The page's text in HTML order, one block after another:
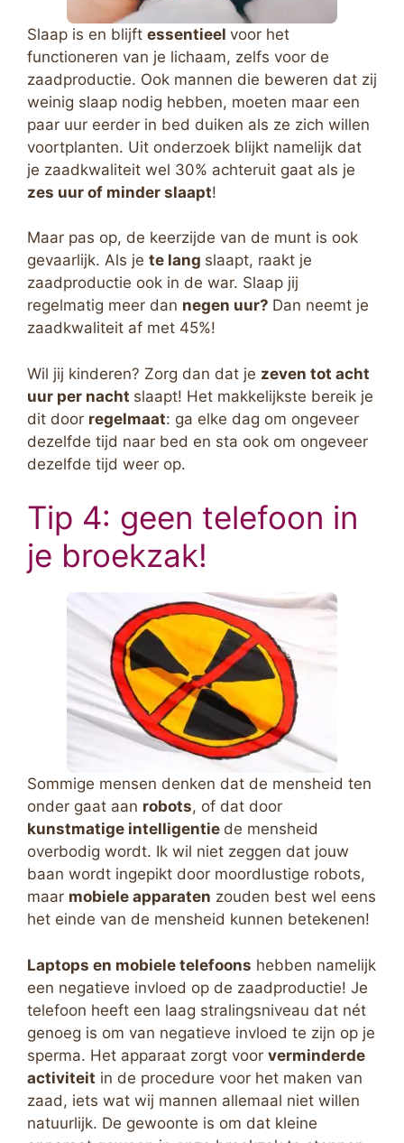
Slaap is en blijft essentieel voor het
functioneren van je lichaam, zelfs voor de
zaadproductie. Ook mannen die beweren dat zij
weinig slaap nodig hebben, moeten maar een
paar uur eerder in bed duiken als ze zich willen
voortplanten. Uit onderzoek blijkt namelijk dat
je zaadkwaliteit wel 30% achteruit gaat als je
zes uur of minder slaapt!
Maar pas op, de keerzijde van de munt is ook
gevaarlijk. Als je te lang slaapt, raakt je
zaadproductie ook in de war. Slaap jij
regelmatig meer dan negen uur? Dan neemt je
zaadkwaliteit af met 45%!
Wil jij kinderen? Zorg dan dat je zeven tot acht
uur per nacht slaapt! Het makkelijkste bereik je
dit door regelmaat: ga elke dag om ongeveer
dezelfde tijd naar bed en sta ook om ongeveer
dezelfde tijd weer op.
Tip 4: geen telefoon in
je broekzak!
Sommige mensen denken dat de mensheid ten
onder gaat aan robots, of dat door
kunstmatige intelligentie de mensheid
overbodig wordt. Ik wil niet zeggen dat jouw
baan wordt ingepikt door moordlustige robots,
maar mobiele apparaten zouden best wel eens
het einde van de mensheid kunnen betekenen!
Laptops en mobiele telefoons hebben namelijk
een negatieve invloed op de zaadproductie! Je
telefoon heeft een laag stralingsniveau dat nét
genoeg is om van negatieve invloed te zijn op je
sperma. Het apparaat zorgt voor verminderde
activiteit in de procedure voor het maken van
zaad, iets wat wij mannen allemaal niet willen
natuurlijk. De gewoonte is om dat kleine